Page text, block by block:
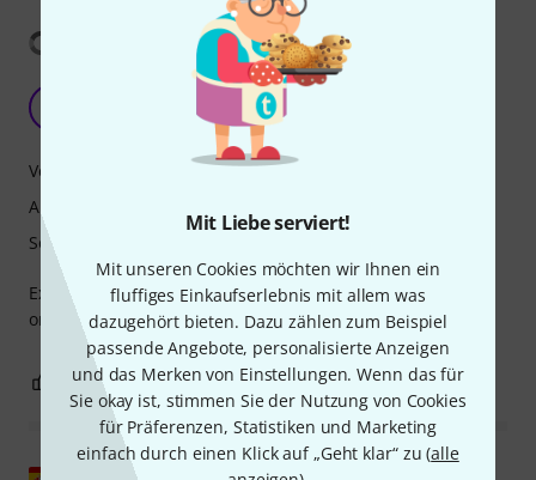
Mit Liebe serviert!
Mit unseren Cookies möchten wir Ihnen ein
fluffiges Einkaufserlebnis mit allem was
dazugehört bieten. Dazu zählen zum Beispiel
passende Angebote, personalisierte Anzeigen
und das Merken von Einstellungen. Wenn das für
Sie okay ist, stimmen Sie der Nutzung von Cookies
für Präferenzen, Statistiken und Marketing
einfach durch einen Klick auf „Geht klar“ zu (alle
Übersetzung anzeigen
Great Mouthpiece
Conch83 24.05.2024
Excellent mouthpiece. So good my entire section now plays
on them
Verarbeitung
Ansprache
Sound
0 BEWERTUNG MELDEN
Original zeigen